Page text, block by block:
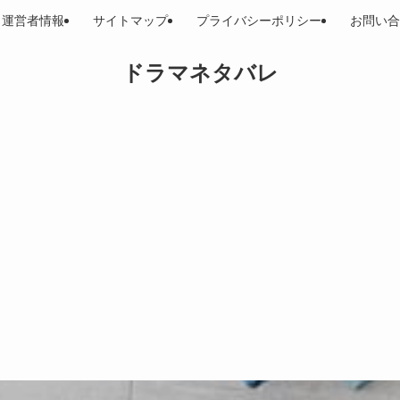
ドラマネタバレ
運営者情報 サイトマップ プライバシーポリシー お問い